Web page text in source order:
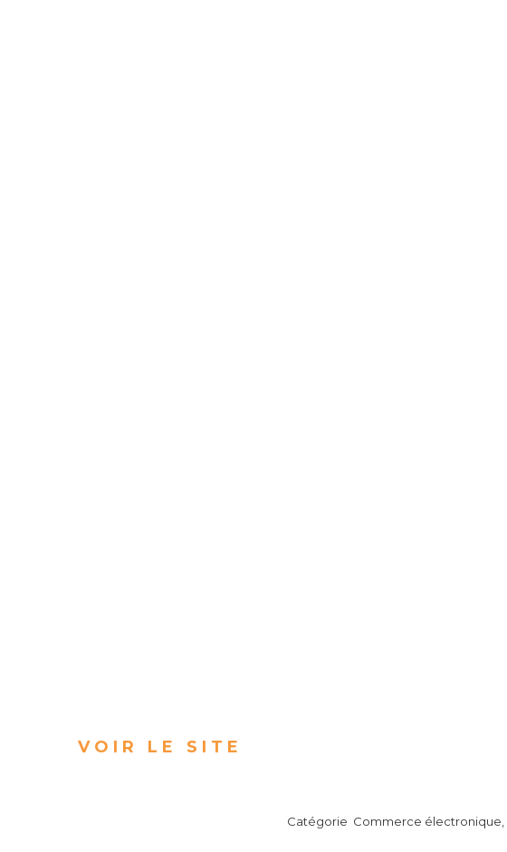
VOIR LE SITE
Catégorie Commerce électronique